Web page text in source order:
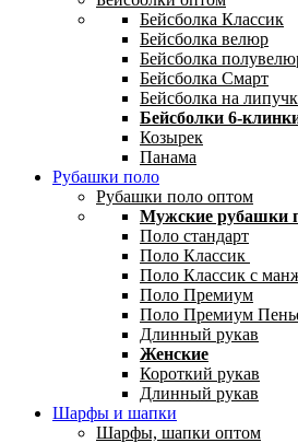
Бейсболка Классик
Бейсболка велюр
Бейсболка
Бейсболка Смарт
Бейсболка на
Бейсболки 6-
Козырек
Панама
Рубашки поло
Рубашки поло оптом
Мужские рубашки
Поло стандарт
Поло Классик
Поло Классик с
Поло Премиум
Поло Премиум
Длинный рукав
Женские
Короткий рукав
Длинный рукав
Шарфы и шапки
Шарфы, шапки оптом